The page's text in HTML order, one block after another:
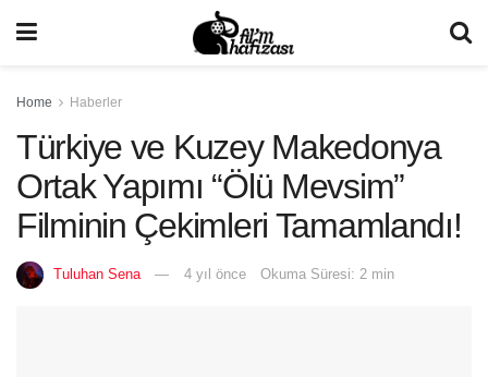
Home Haberler
Türkiye ve Kuzey Makedonya
Ortak Yapımı “Ölü Mevsim”
Filminin Çekimleri Tamamlandı!
Tuluhan Sena 4 yıl önce Okuma Süresi: 2 min